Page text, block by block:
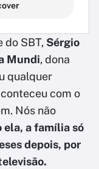
do SBT, Sérgio
Mundi, dona
qualquer
com o
Nós não
ela, a família só
depois, por